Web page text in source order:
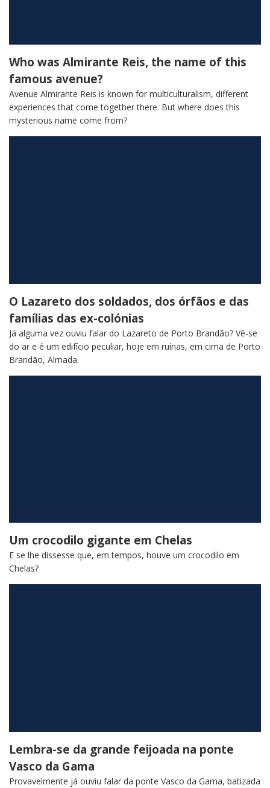
Who was Almirante Reis, the name of this
famous avenue?
Avenue Almirante Reis is known for multiculturalism, different
experiences that come together there. But where does this
mysterious name come from?
O Lazareto dos soldados, dos órfãos e das
famílias das ex-colónias
Já alguma vez ouviu falar do Lazareto de Porto Brandão? Vê-se
do ar e é um edifício peculiar, hoje em ruínas, em cima de Porto
Brandão, Almada.
Um crocodilo gigante em Chelas
E se lhe dissesse que, em tempos, houve um crocodilo em
Chelas?
Lembra-se da grande feijoada na ponte
Vasco da Gama
Provavelmente já ouviu falar da ponte Vasco da Gama, batizada